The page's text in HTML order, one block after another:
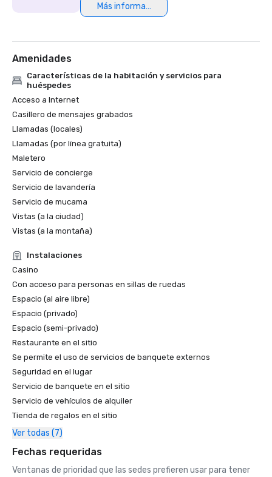
Más información
Amenidades
Características de la habitación y servicios para
huéspedes
Acceso a Internet
Casillero de mensajes grabados
Llamadas (locales)
Llamadas (por línea gratuita)
Maletero
Servicio de concierge
Servicio de lavandería
Servicio de mucama
Vistas (a la ciudad)
Vistas (a la montaña)
Instalaciones
Casino
Con acceso para personas en sillas de ruedas
Espacio (al aire libre)
Espacio (privado)
Espacio (semi-privado)
Restaurante en el sitio
Se permite el uso de servicios de banquete externos
Seguridad en el lugar
Servicio de banquete en el sitio
Servicio de vehículos de alquiler
Tienda de regalos en el sitio
Ver todas (7)
Fechas requeridas
Ventanas de prioridad que las sedes prefieren usar para tener